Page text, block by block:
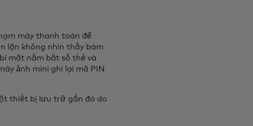
máy thanh toán để
lận không nhìn thấy bám
mật nắm bắt số thẻ và
ảnh mini ghi lại mã PIN
thiết bị lưu trữ gần đó do